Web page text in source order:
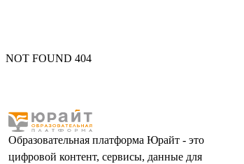
NOT FOUND 404
Образовательная платформа Юрайт - это
цифровой контент, сервисы, данные для